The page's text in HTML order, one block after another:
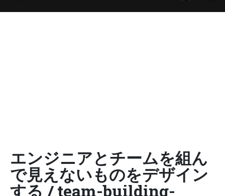
エンジニアとチームを組ん
で見えないものをデザイン
する / team-building-